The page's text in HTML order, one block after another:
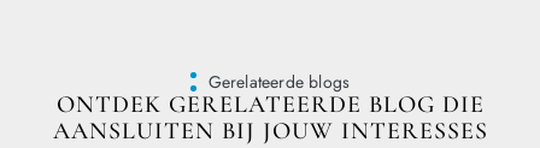
Gerelateerde blogs
ONTDEK GERELATEERDE BLOG DIE
AANSLUITEN BIJ JOUW INTERESSES